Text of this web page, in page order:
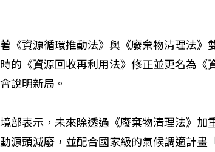
《資源循環推動法》與《廢棄物清理法》
的《資源回收再利用法》修正並更名為
說明新局。
部表示，未來除透過《廢棄物清理法》加
源頭減廢，並配合國家級的氣候調適計